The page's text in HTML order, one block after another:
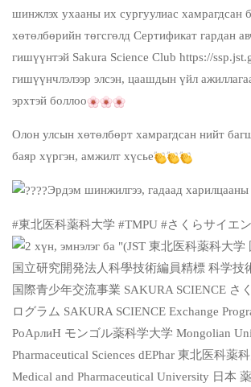
шинжлэх ухааны их сургуулиас хамрагдсан
хөтөлбөрийн төгсгөлд Сертификат гардан
гишүүнтэй Sakura Science Club https://
гишүүнчлэлээр элсэн, цаашдын үйл
эрхтэй боллоо
Олон улсын хөтөлбөрт хамрагдсан нийт
баяр хүргэн, амжилт хүсье
Эрдэм шинжилгээ, гадаад харилцааны
#東北医科薬科大学 #TMPU #さくらサイエ